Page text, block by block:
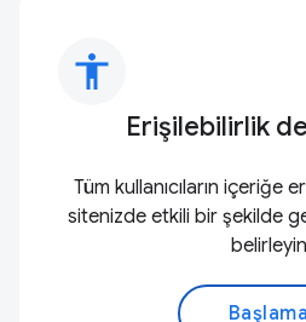
accessibility
Erişilebilirlik
Tüm kullanıcıların içeriğe
sitenizde etkili bir şekilde
Başlama